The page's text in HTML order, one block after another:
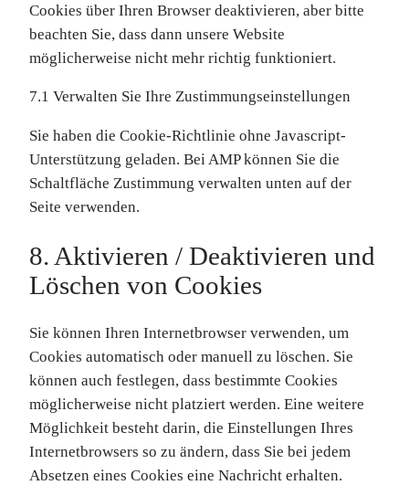
Cookies über Ihren Browser deaktivieren, aber bitte
beachten Sie, dass dann unsere Website
möglicherweise nicht mehr richtig funktioniert.
7.1 Verwalten Sie Ihre Zustimmungseinstellungen
Sie haben die Cookie-Richtlinie ohne Javascript-
Unterstützung geladen. Bei AMP können Sie die
Schaltfläche Zustimmung verwalten unten auf der
Seite verwenden.
8. Aktivieren / Deaktivieren und
Löschen von Cookies
Sie können Ihren Internetbrowser verwenden, um
Cookies automatisch oder manuell zu löschen. Sie
können auch festlegen, dass bestimmte Cookies
möglicherweise nicht platziert werden. Eine weitere
Möglichkeit besteht darin, die Einstellungen Ihres
Internetbrowsers so zu ändern, dass Sie bei jedem
Absetzen eines Cookies eine Nachricht erhalten.